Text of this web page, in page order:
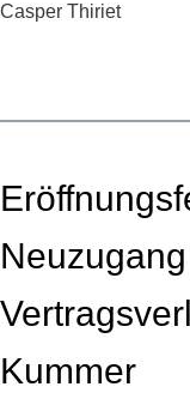
Casper Thiriet
Kummer